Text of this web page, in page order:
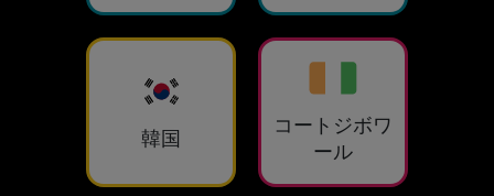
韓国
コートジボワ
ール